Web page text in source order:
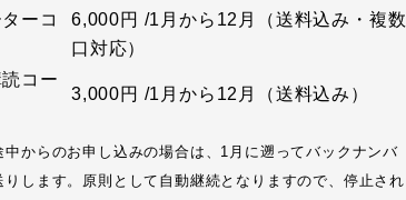
ーコ
6,000円 /1月から12月（送料込み・複数
口対応）
コー
3,000円 /1月から12月（送料込み）
中からのお申し込みの場合は、1月に遡ってバックナンバ
りします。原則として自動継続となりますので、停止され